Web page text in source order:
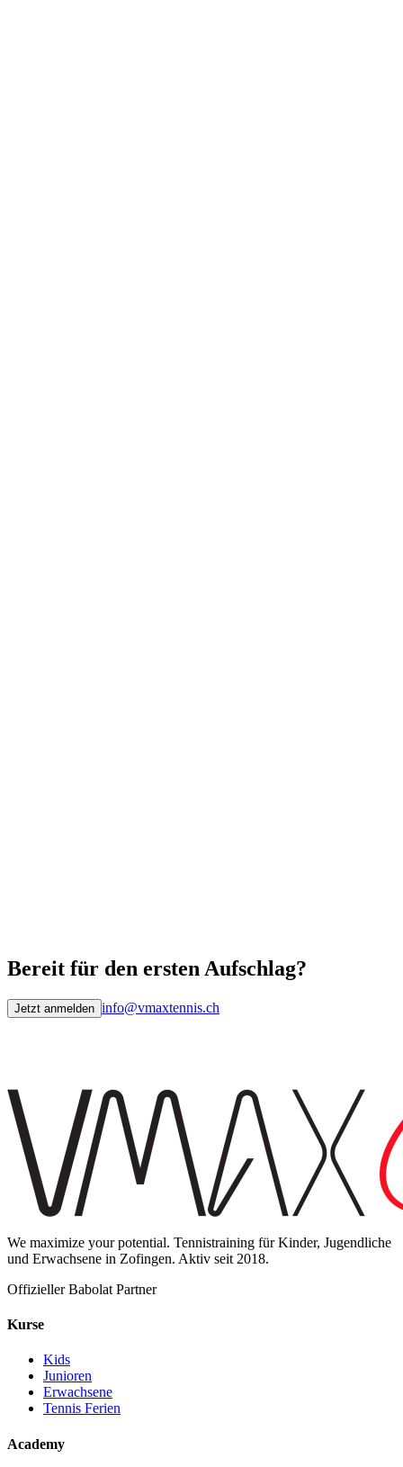
Bereit für den ersten Aufschlag?
Jetzt anmelden info@vmaxtennis.ch
We maximize your potential. Tennistraining für Kinder, Jugendliche
und Erwachsene in Zofingen. Aktiv seit 2018.
Offizieller Babolat Partner
Kurse
Kids
Junioren
Erwachsene
Tennis Ferien
Academy